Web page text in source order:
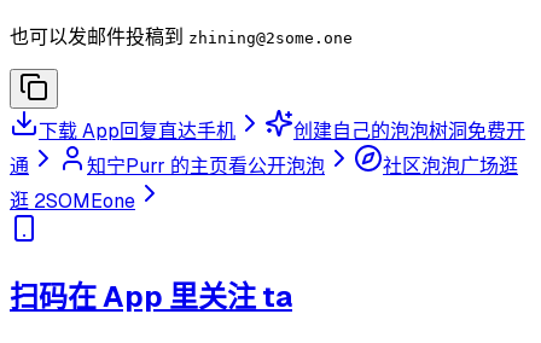
也可以发邮件投稿到 zhining@2some.one
下载 App回复直达手机 创建自己的泡泡树洞免费开
通
知宁Purr 的主页看公开泡泡 社区泡泡广场逛
逛 2SOMEone
扫码在 App 里关注 ta